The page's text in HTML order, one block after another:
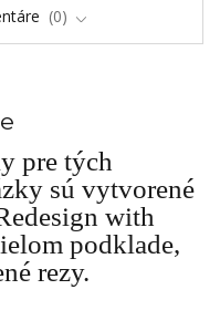
0
pre tých
sú vytvorené
with
podklade,
rezy.